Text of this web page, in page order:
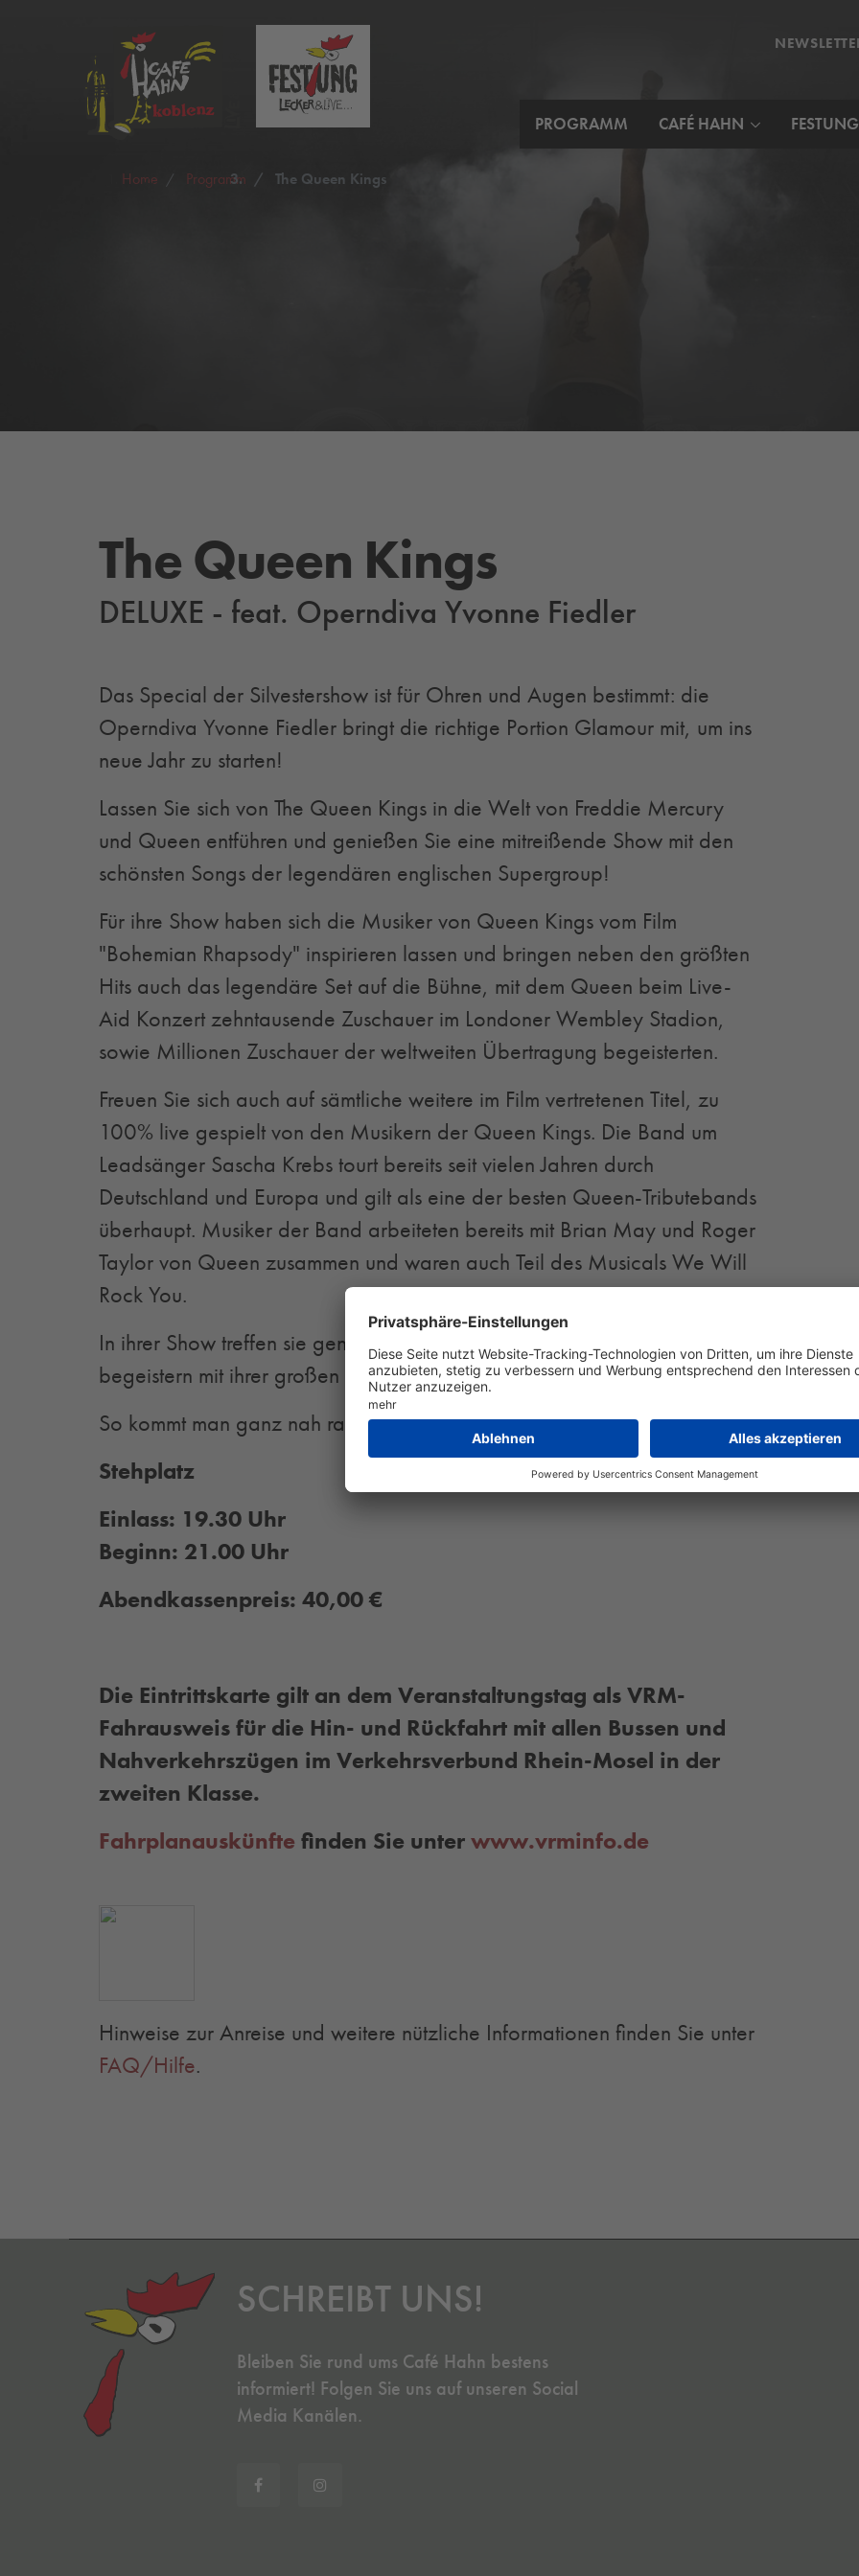
PROGRAMM CAFÉ HAHN FESTUNG
Home Programm The Queen Kings
The Queen Kings
DELUXE - feat. Operndiva Yvonne Fiedler
Das Special der Silvestershow ist für Ohren und Augen bestimmt: die
Operndiva Yvonne Fiedler bringt die richtige Portion Glamour mit, um ins
neue Jahr zu starten!
Lassen Sie sich von The Queen Kings in die Welt von Freddie Mercury
und Queen entführen und genießen Sie eine mitreißende Show mit den
schönsten Songs der legendären englischen Supergroup!
Für ihre Show haben sich die Musiker von Queen Kings vom Film
"Bohemian Rhapsody" inspirieren lassen und bringen neben den größten
Hits auch das legendäre Set auf die Bühne, mit dem Queen beim Live-
Aid Konzert zehntausende Zuschauer im Londoner Wembley Stadion,
sowie Millionen Zuschauer der weltweiten Übertragung begeisterten.
Freuen Sie sich auch auf sämtliche weitere im Film vertretenen Titel, zu
100% live gespielt von den Musikern der Queen Kings. Die Band um
Leadsänger Sascha Krebs tourt bereits seit vielen Jahren durch
Deutschland und Europa und gilt als eine der besten Queen-Tributebands
überhaupt. Musiker der Band arbeiteten bereits mit Brian May und Roger
Taylor von Queen zusammen und waren auch Teil des Musicals We Will
Rock You.
In ihrer Show treffen sie genau den Sound und Geist von Queen und
begeistern mit ihrer großen Leidenschaft.
So kommt man ganz nah ran an die Legenden.
Stehplatz
Einlass: 19.30 Uhr
Beginn: 21.00 Uhr
Abendkassenpreis: 40,00 €
Die Eintrittskarte gilt an dem Veranstaltungstag als VRM-
Fahrausweis für die Hin- und Rückfahrt mit allen Bussen und
Nahverkehrszügen im Verkehrsverbund Rhein-Mosel in der
zweiten Klasse.
Fahrplanauskünfte finden Sie unterwww.vrminfo.de
Hinweise zur Anreise und weitere nützliche Informationen finden Sie unter
FAQ/Hilfe.
SCHREIBT UNS!
Bleiben Sie rund ums Café Hahn bestens
informiert! Folgen Sie uns auf unseren Social
Media Kanälen.